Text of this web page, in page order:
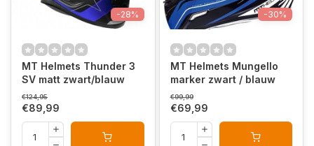
-28%
MT Helmets Thunder 3
SV matt zwart/blauw
€124,95
€89,99
-30%
MT Helmets Mungello
marker zwart / blauw
€99,99
€69,99